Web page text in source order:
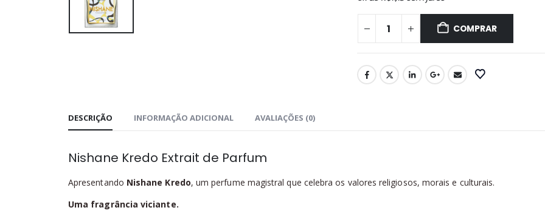
original
era:
R$104,90.
atual
é:
R$55,90.
COMPRAR
DESCRIÇÃO INFORMAÇÃO ADICIONAL AVALIAÇÕES (0)
Nishane Kredo Extrait de Parfum
Apresentando Nishane Kredo, um perfume magistral que celebra os valores religiosos, morais e culturais.
Uma fragrância viciante.